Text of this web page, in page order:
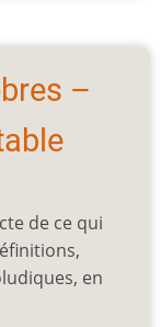
–
de ce qui
en